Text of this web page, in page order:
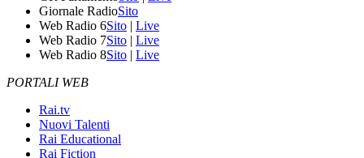
Giornale RadioSito
Web Radio 6Sito | Live
Web Radio 7Sito | Live
Web Radio 8Sito | Live
PORTALI WEB
Rai.tv
Nuovi Talenti
Rai Educational
Rai Fiction